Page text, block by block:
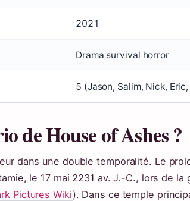
2021
Drama survival horror
5 (Jason, Salim, Nick,
de House of Ashes ?
dans une double temporalité. Le
le 17 mai 2231 av. J.-C., lors de la
Pictures Wiki). Dans ce temple